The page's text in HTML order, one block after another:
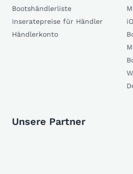
Bootshändlerliste
Inseratepreise für Händler
Händlerkonto
Unsere Partner